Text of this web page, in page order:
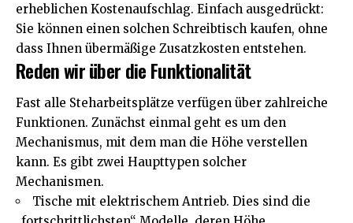
erheblichen Kostenaufschlag. Einfach ausgedrückt:
Sie können einen solchen Schreibtisch kaufen, ohne
dass Ihnen übermäßige Zusatzkosten entstehen.
Reden wir über die Funktionalität
Fast alle Steharbeitsplätze verfügen über zahlreiche
Funktionen. Zunächst einmal geht es um den
Mechanismus, mit dem man die Höhe verstellen
kann. Es gibt zwei Haupttypen solcher
Mechanismen.
Tische mit elektrischem Antrieb. Dies sind die